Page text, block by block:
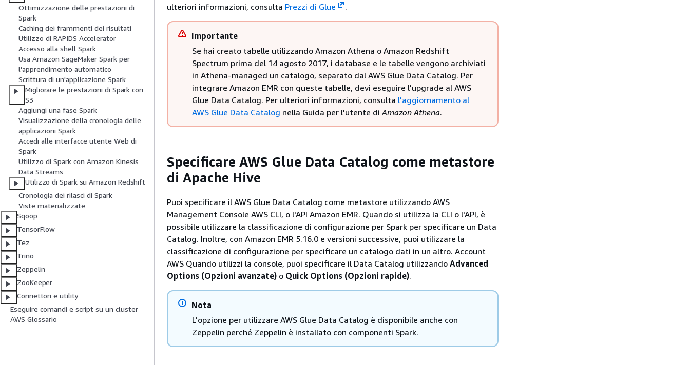
Ottimizzazione delle prestazioni di
Spark
Caching dei frammenti dei risultati
Utilizzo di RAPIDS Accelerator
Accesso alla shell Spark
Usa Amazon SageMaker Spark per
l'apprendimento automatico
Scrittura di un'applicazione Spark
Migliorare le prestazioni di Spark con
S3
Aggiungi una fase Spark
Visualizzazione della cronologia delle
applicazioni Spark
Accedi alle interfacce utente Web di
Spark
Utilizzo di Spark con Amazon Kinesis
Data Streams
Utilizzo di Spark su Amazon Redshift
Cronologia dei rilasci di Spark
Viste materializzate
Sqoop
TensorFlow
Tez
Trino
Zeppelin
ZooKeeper
Connettori e utility
Eseguire comandi e script su un cluster
AWS Glossario
ulteriori informazioni, consulta Prezzi di Glue .
Importante
Se hai creato tabelle utilizzando Amazon Athena o Amazon Redshift
Spectrum prima del 14 agosto 2017, i database e le tabelle vengono archiviati
in Athena-managed un catalogo, separato dal AWS Glue Data Catalog. Per
integrare Amazon EMR con queste tabelle, devi eseguire l'upgrade al AWS
Glue Data Catalog. Per ulteriori informazioni, consulta l'aggiornamento al
AWS Glue Data Catalog nella Guida per l'utente diAmazon Athena.
Specificare AWS Glue Data Catalog come metastore
di Apache Hive
Puoi specificare il AWS Glue Data Catalog come metastore utilizzando AWS
Management Console AWS CLI, o l'API Amazon EMR. Quando si utilizza la CLI o l'API, è
possibile utilizzare la classificazione di configurazione per Spark per specificare un Data
Catalog. Inoltre, con Amazon EMR 5.16.0 e versioni successive, puoi utilizzare la
classificazione di configurazione per specificare un catalogo dati in un altro. Account
AWS Quando utilizzi la console, puoi specificare il Data Catalog utilizzando Advanced
Options (Opzioni avanzate) o Quick Options (Opzioni rapide).
Nota
L'opzione per utilizzare AWS Glue Data Catalog è disponibile anche con
Zeppelin perché Zeppelin è installato con componenti Spark.